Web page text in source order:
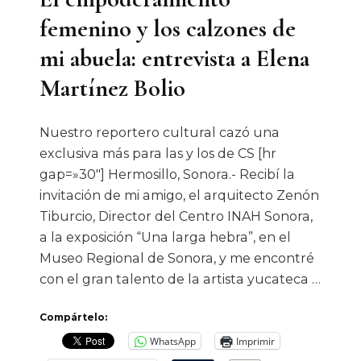
femenino y los calzones de
mi abuela: entrevista a Elena
Martínez Bolio
Nuestro reportero cultural cazó una
exclusiva más para las y los de CS [hr
gap=»30″] Hermosillo, Sonora.- Recibí la
invitación de mi amigo, el arquitecto Zenón
Tiburcio, Director del Centro INAH Sonora,
a la exposición “Una larga hebra”, en el
Museo Regional de Sonora, y me encontré
con el gran talento de la artista yucateca …
Compártelo:
WhatsApp
Imprimir